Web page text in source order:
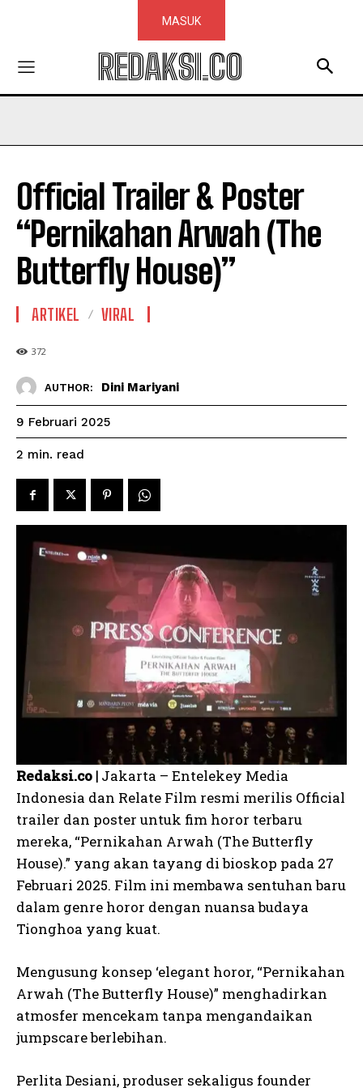
MASUK
REDAKSI.CO
Official Trailer & Poster
“Pernikahan Arwah (The
Butterfly House)”
ARTIKEL VIRAL
372
AUTHOR: Dini Mariyani
9 Februari 2025
2 min. read
Redaksi.co | Jakarta – Entelekey Media
Indonesia dan Relate Film resmi merilis Official
trailer dan poster untuk fim horor terbaru
mereka, “Pernikahan Arwah (The Butterfly
House).” yang akan tayang di bioskop pada 27
Februari 2025. Film ini membawa sentuhan baru
dalam genre horor dengan nuansa budaya
Tionghoa yang kuat.
Mengusung konsep ‘elegant horor, “Pernikahan
Arwah (The Butterfly House)” menghadirkan
atmosfer mencekam tanpa mengandaikan
jumpscare berlebihan.
Perlita Desiani, produser sekaligus founder